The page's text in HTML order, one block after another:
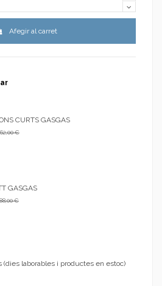
Afegir al carret
CURTS GASGAS
62,00 €
GASGAS
88,00 €
(dies laborables i productes en estoc)